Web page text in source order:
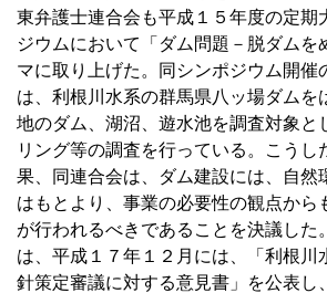
東弁護士連合会も平成１５年度の定期
ジウムにおいて「ダム問題－脱ダムを
マに取り上げた。同シンポジウム開催
は、利根川水系の群馬県八ッ場ダムを
地のダム、湖沼、遊水池を調査対象と
リング等の調査を行っている。こうし
果、同連合会は、ダム建設には、自然
はもとより、事業の必要性の観点から
が行われるべきであることを決議した
は、平成１７年１２月には、「利根川
針策定審議に対する意見書」を公表し